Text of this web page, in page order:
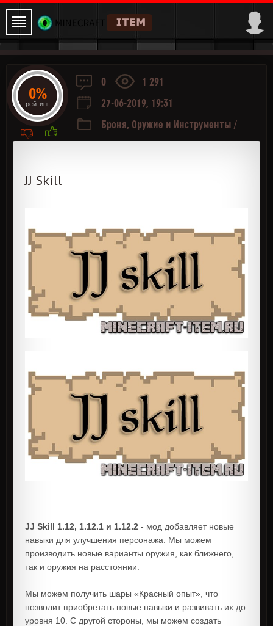
0
1 291
27-06-2019, 19:31
Броня, Оружие и Инструменты /
JJ Skill
JJ Skill 1.12, 1.12.1 и 1.12.2 - мод добавляет новые
навыки для улучшения персонажа. Мы можем
производить новые варианты оружия, как ближнего,
так и оружия на расстоянии.
Мы можем получить шары «Красный опыт», что
позволит приобретать новые навыки и развивать их до
уровня 10. С другой стороны, мы можем создать
0%
рейтинг